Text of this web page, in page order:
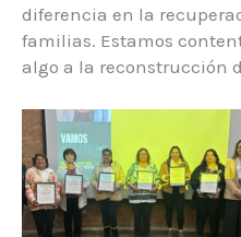
diferencia en la
familias. Estamos
algo a la reconstrucción